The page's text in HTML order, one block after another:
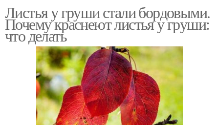
Листья у груши стали бордовыми.
Почему краснеют листья у груши:
что делать